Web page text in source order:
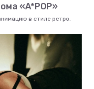
«A*POP»
в стиле ретро.